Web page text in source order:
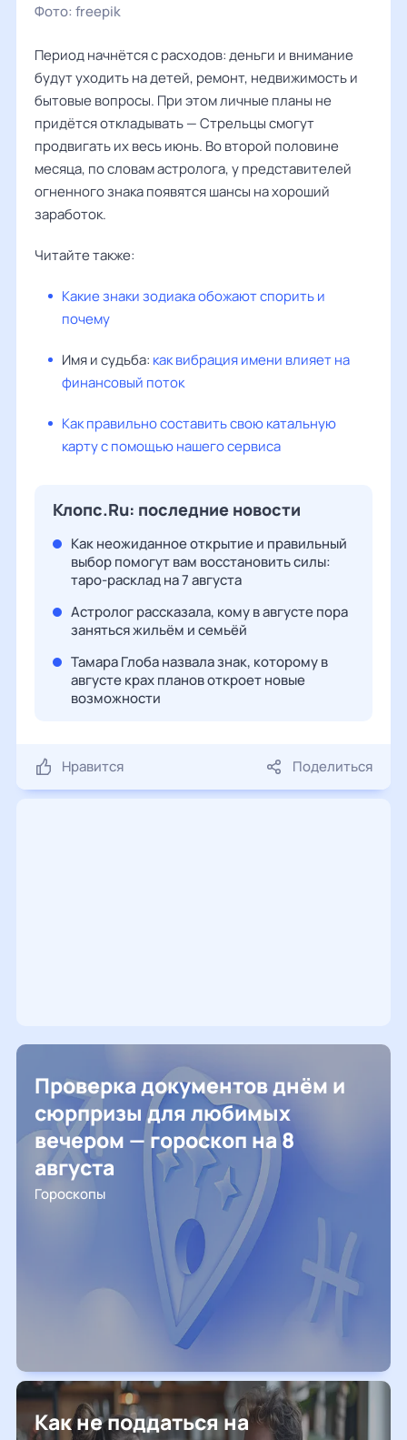
Фото: freepik
Период начнётся с расходов: деньги и внимание
будут уходить на детей, ремонт, недвижимость и
бытовые вопросы. При этом личные планы не
придётся откладывать — Стрельцы смогут
продвигать их весь июнь. Во второй половине
месяца, по словам астролога, у представителей
огненного знака появятся шансы на хороший
заработок.
Читайте также:
Какие знаки зодиака обожают спорить и
почему
Имя и судьба: как вибрация имени влияет на
финансовый поток
Как правильно составить свою катальную
карту с помощью нашего сервиса
Клопс.Ru: последние новости
Как неожиданное открытие и правильный
выбор помогут вам восстановить силы:
таро-расклад на 7 августа
Астролог рассказала, кому в августе пора
заняться жильём и семьёй
Тамара Глоба назвала знак, которому в
августе крах планов откроет новые
возможности
Нравится Поделиться
Проверка документов днём и
сюрпризы для любимых
вечером — гороскоп на 8
августа
Гороскопы
Как не поддаться на